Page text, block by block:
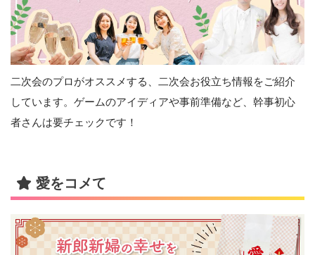
二次会のプロがオススメする、二次会お役立ち情報をご紹介
しています。ゲームのアイディアや事前準備など、幹事初心
者さんは要チェックです！
愛をコメて